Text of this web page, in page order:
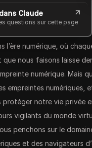
Claude
questions sur cette page
l’ère numérique, où
nous faisons laisse
numérique. Mais
empreintes numériques,
notre vie privée
vigilants du monde
penchons sur le
et des navigateurs